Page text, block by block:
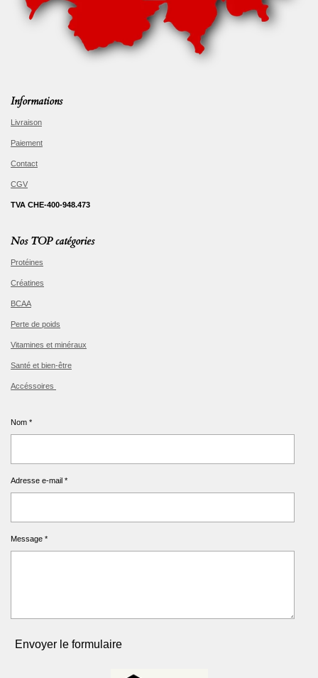
Informations
Livraison
Paiement
Contact
CGV
TVA CHE-400-948.473
Nos TOP catégories
Protéines
Créatines
BCAA
Perte de poids
Vitamines et minéraux
Santé et bien-être
Accéssoires
Nom *
Adresse e-mail *
Message *
Envoyer le formulaire